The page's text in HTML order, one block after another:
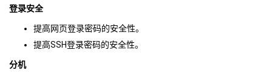
登录安全
提高网页登录密码的安全性。
提高SSH登录密码的安全性。
分机